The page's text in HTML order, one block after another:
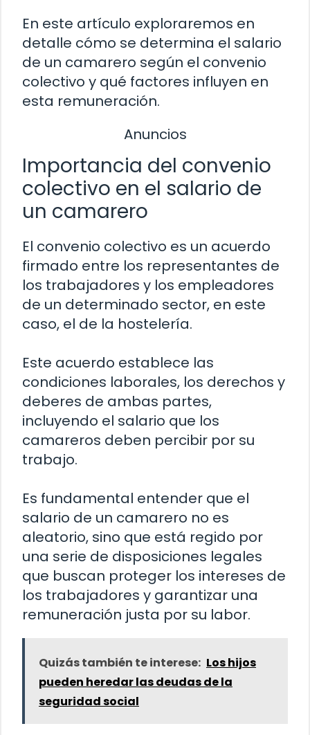
En este artículo exploraremos en
detalle cómo se determina el salario
de un camarero según el convenio
colectivo y qué factores influyen en
esta remuneración.
Anuncios
Importancia del convenio
colectivo en el salario de
un camarero
El convenio colectivo es un acuerdo
firmado entre los representantes de
los trabajadores y los empleadores
de un determinado sector, en este
caso, el de la hostelería.
Este acuerdo establece las
condiciones laborales, los derechos y
deberes de ambas partes,
incluyendo el salario que los
camareros deben percibir por su
trabajo.
Es fundamental entender que el
salario de un camarero no es
aleatorio, sino que está regido por
una serie de disposiciones legales
que buscan proteger los intereses de
los trabajadores y garantizar una
remuneración justa por su labor.
Quizás también te interese: Los hijos
pueden heredar las deudas de la
seguridad social